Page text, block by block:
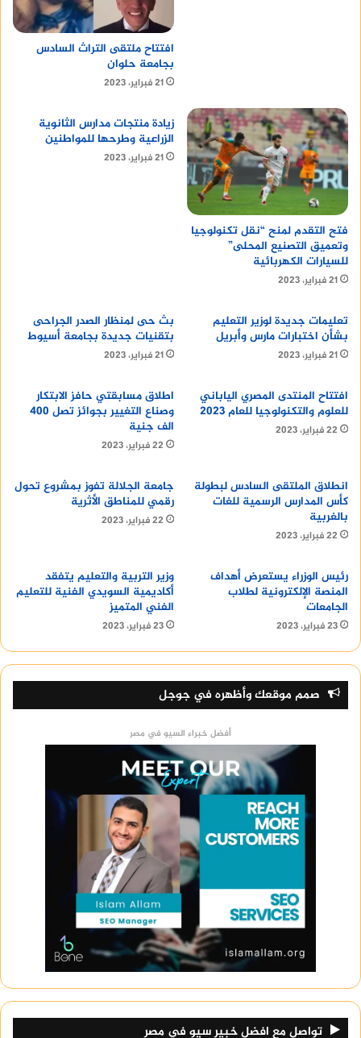
تنشط جامعه المنيا في مجال البحث العلمي، وتضم
عددًا من مراكز البحث والتطوير، بما في ذلك:
مركز البحوث الزراعية
مركز البحوث الطبية
تابع :Signage Design Company
الرؤية والرسالة
تتمثل رؤية جامعه المنيا في أن تكون “جامعة رائدة
في مجال التعليم والبحث العلمي والتنمية
وتتمثل رسالة جامعه المنيا في “إعداد كوادر علمية
مميزة قادرة على المنافسة في سوق العمل المحلي
احتياجات المجتمع”.
افتتاح ملتقى التراث السادس
بجامعة حلوان
21 فبراير، 2023
فتح التقدم لمنح “نقل تكنولوجيا
وتعميق التصنيع المحلى”
للسيارات الكهربائية
21 فبراير، 2023
زيادة منتجات مدارس الثانوية
الزراعية وطرحها للمواطنين
21 فبراير، 2023
تعليمات جديدة لوزير التعليم
بشأن اختبارات مارس وأبريل
21 فبراير، 2023
بث حى لمنظار الصدر الجراحى
بتقنيات جديدة بجامعة أسيوط
21 فبراير، 2023
افتتاح المنتدى المصري الياباني
للعلوم والتكنولوجيا للعام 2023
22 فبراير، 2023
اطلاق مسابقتي حافز الابتكار
وصناع التغيير بجوائز تصل 400
الف جنية
22 فبراير، 2023
انطلاق الملتقى السادس لبطولة
كأس المدارس الرسمية للغات
بالغربية
22 فبراير، 2023
جامعة الجلالة تفوز بمشروع تحول
رقمي للمناطق الأثرية
22 فبراير، 2023
رئيس الوزراء يستعرض أهداف
المنصة الإلكترونية لطلاب
الجامعات
23 فبراير، 2023
وزير التربية والتعليم يتفقد
أكاديمية السويدي الفنية للتعليم
الفني المتميز
23 فبراير، 2023
صمم موقعك وأظهره في جوجل
أفضل خبراء السيو في مصر
تواصل مع افضل خبير سيو في مصر